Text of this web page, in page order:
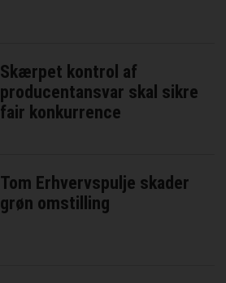
Skærpet kontrol af
producentansvar skal sikre
fair konkurrence
Tom Erhvervspulje skader
grøn omstilling